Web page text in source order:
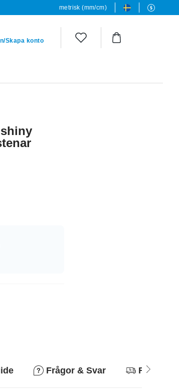
metrisk (mm/cm)
Skapa konto
Frågor & Svar